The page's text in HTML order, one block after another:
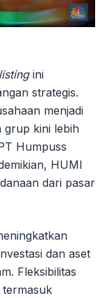
ini
strategis.
menjadi
grup kini lebih
Humpuss
HUMI
dari pasar
dan aset
Fleksibilitas
termasuk